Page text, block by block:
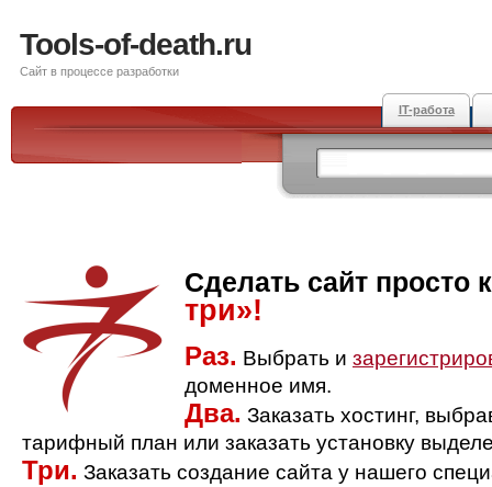
Tools-of-death.ru
Сайт в процессе разработки
IT-работа
Сделать сайт просто
три»!
Раз. Выбрать и
доменное имя.
Два. Заказать хостинг,
тарифный план или заказать установку
Три. Заказать создание сайта у нашего